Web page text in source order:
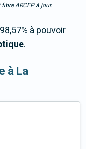
ARCEP à jour.
à pouvoir
.
à La